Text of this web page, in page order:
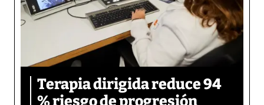
Terapia dirigida reduce 94
% riesgo de progresión